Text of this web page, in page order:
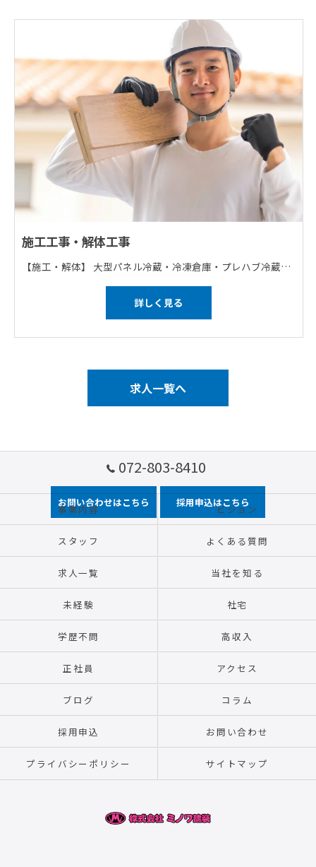
施工工事・解体工事
【施工・解体】 大型パネル冷蔵・冷凍倉庫・プレハブ冷蔵・冷凍庫・食品工業用クリーンルーム・工業用クリーンルーム・内装耐火間仕切 【どの仕事も一人では行いません】 1班が出張の際は残りの3班が大阪の作業を行うなど、4つ班を分けて仕事を回しております。 ※全員で作業を行う場合もあります。 【研修について】 マンツーマンでしっかりを教えていきます！
詳しく見る
求人一覧へ
072-803-8410
お問い合わせはこちら 採用申込はこちら
事業内容 ビジョン
スタッフ よくある質問
求人一覧 当社を知る
未経験 社宅
学歴不問 高収入
正社員 アクセス
ブログ コラム
採用申込 お問い合わせ
プライバシーポリシー サイトマップ